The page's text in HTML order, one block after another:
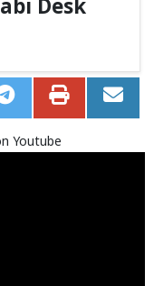
Desk
Youtube